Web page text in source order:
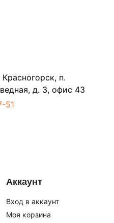
п.
д. 3, офис 43
51
Аккаунт
Вход в аккаунт
Моя корзина